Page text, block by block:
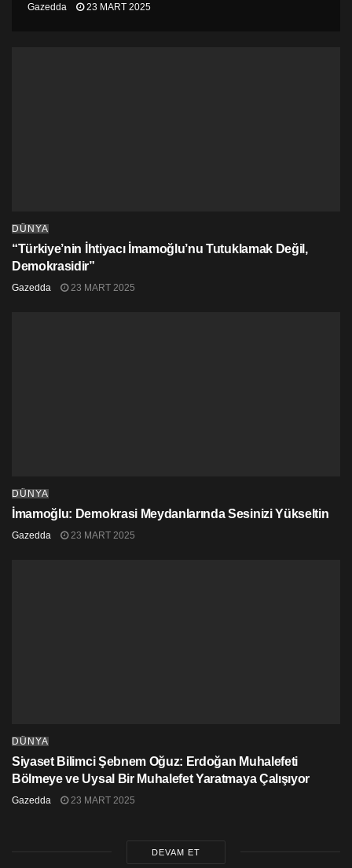
Gazedda 23 MART 2025
DÜNYA
“Türkiye’nin İhtiyacı İmamoğlu’nu Tutuklamak Değil,
Demokrasidir”
Gazedda 23 MART 2025
DÜNYA
İmamoğlu: Demokrasi Meydanlarında Sesinizi Yükseltin
Gazedda 23 MART 2025
DÜNYA
Siyaset Bilimci Şebnem Oğuz: Erdoğan Muhalefeti
Bölmeye ve Uysal Bir Muhalefet Yaratmaya Çalışıyor
Gazedda 23 MART 2025
DEVAM ET